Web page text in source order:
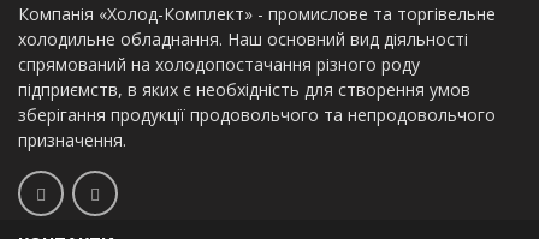
Компанія «Холод-Комплект» - промислове та торгівельне
холодильне обладнання. Наш основний вид діяльності
спрямований на холодопостачання різного роду
підприємств, в яких є необхідність для створення умов
зберігання продукції продовольчого та непродовольчого
призначення.